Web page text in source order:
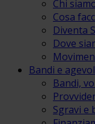
Chi
Cosa
Diventa
Dove
Bandi e
Bandi,
Sgravi e